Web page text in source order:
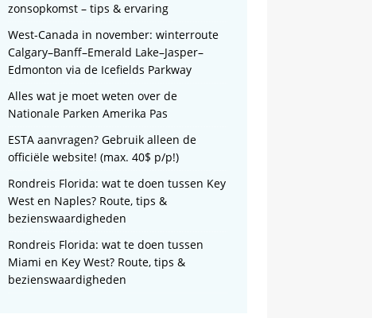
zonsopkomst – tips & ervaring
West-Canada in november: winterroute
Calgary–Banff–Emerald Lake–Jasper–
Edmonton via de Icefields Parkway
Alles wat je moet weten over de
Nationale Parken Amerika Pas
ESTA aanvragen? Gebruik alleen de
officiële website! (max. 40$ p/p!)
Rondreis Florida: wat te doen tussen Key
West en Naples? Route, tips &
bezienswaardigheden
Rondreis Florida: wat te doen tussen
Miami en Key West? Route, tips &
bezienswaardigheden